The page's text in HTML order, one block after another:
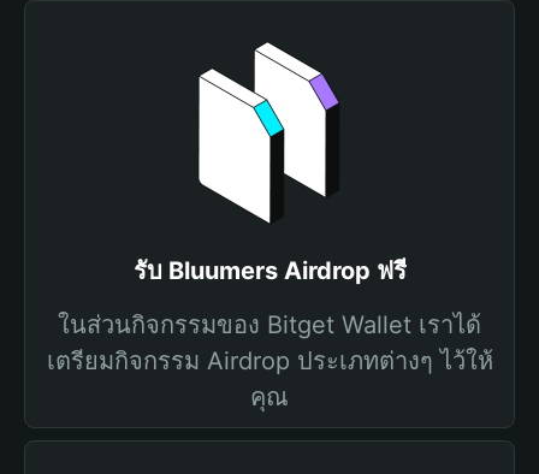
รับ Bluumers Airdrop ฟรี
ในส่วนกิจกรรมของ Bitget Wallet เราได้
เตรียมกิจกรรม Airdrop ประเภทต่างๆ ไว้ให้
คุณ